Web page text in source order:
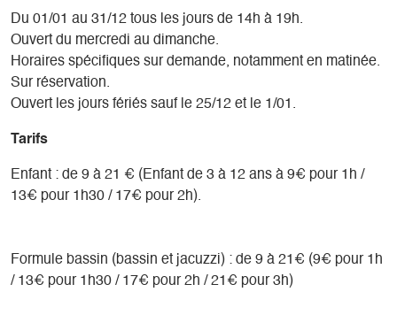
Du 01/01 au 31/12 tous les jours de 14h à 19h.
Ouvert du mercredi au dimanche.
Horaires spécifiques sur demande, notamment en matinée.
Sur réservation.
Ouvert les jours fériés sauf le 25/12 et le 1/01.
Tarifs
Enfant : de 9 à 21 € (Enfant de 3 à 12 ans à 9€ pour 1h /
13€ pour 1h30 / 17€ pour 2h).
Formule bassin (bassin et jacuzzi) : de 9 à 21€ (9€ pour 1h
/ 13€ pour 1h30 / 17€ pour 2h / 21€ pour 3h)